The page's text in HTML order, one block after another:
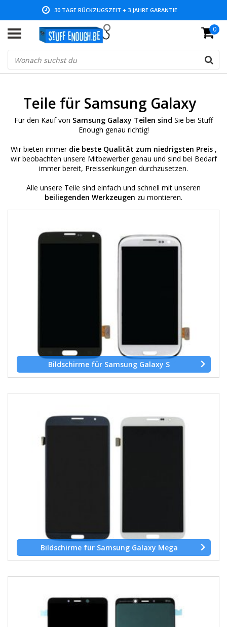
0
Teile für Samsung Galaxy
Für den Kauf von Samsung Galaxy Teilen sind Sie bei Stuff
Enough genau richtig!
Wir bieten immer die beste Qualität zum niedrigsten Preis,
wir beobachten unsere Mitbewerber genau und sind bei Bedarf
immer bereit, Preissenkungen durchzusetzen.
Alle unsere Teile sind einfach und schnell mit unseren
beiliegenden Werkzeugen zu montieren.
Bildschirme für Samsung Galaxy S
Bildschirme für Samsung Galaxy Mega